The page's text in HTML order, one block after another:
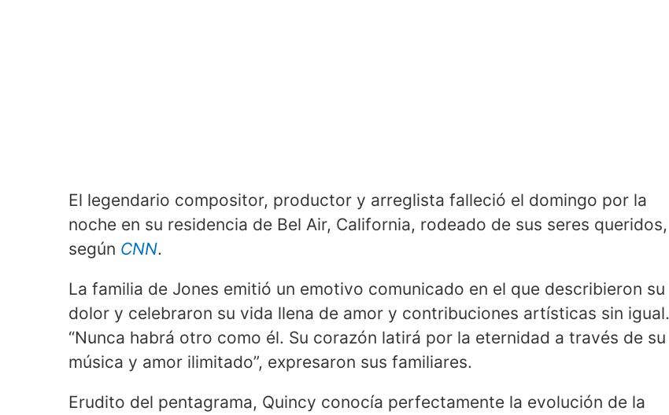
El legendario compositor, productor y arreglista falleció el domingo por la
noche en su residencia de Bel Air, California, rodeado de sus seres queridos,
según CNN.
La familia de Jones emitió un emotivo comunicado en el que describieron su
dolor y celebraron su vida llena de amor y contribuciones artísticas sin igual.
“Nunca habrá otro como él. Su corazón latirá por la eternidad a través de su
música y amor ilimitado”, expresaron sus familiares.
Erudito del pentagrama, Quincy conocía perfectamente la evolución de la